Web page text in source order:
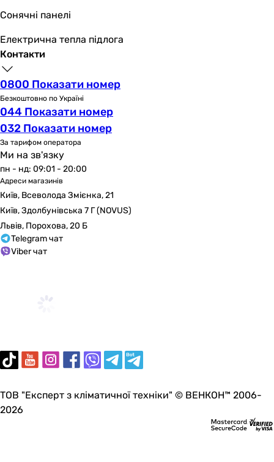
43 мм
Вага
-
0.47 кг
-
Габарити в упаковці
Ширина в упаковці
150 мм
141 мм
220 мм
Висота в упаковці
150 мм
141 мм
330 мм
Глибина в упаковці
100 мм
104 мм
Гарантія
-
12 міс.
Сонячні панелі
Електрична тепла підлога
Контакти
0800 Показати номер
Безкоштовно по Україні
044 Показати номер
032 Показати номер
За тарифом оператора
Ми на зв'язку
пн - нд: 09:01 - 20:00
Адреси магазинів
Київ, Всеволода Змієнка, 21
Київ, Здолбунівська 7 Г (NOVUS)
Львів, Порохова, 20 Б
Telegram чат
Viber чат
ТОВ "Експерт з кліматичної техніки" © ВЕНКОН™ 2006-
2026